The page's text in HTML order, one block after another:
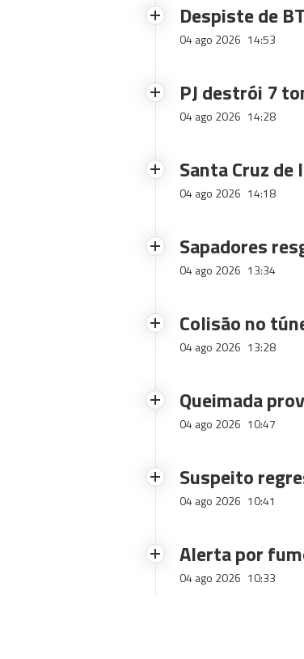
Despiste de
04 ago 2026 14:53
PJ destrói 7
04 ago 2026 14:28
Santa Cruz
04 ago 2026 14:18
Sapadores
04 ago 2026 13:34
Colisão no
04 ago 2026 13:28
Queimada
04 ago 2026 10:47
Suspeito
04 ago 2026 10:41
Alerta por
04 ago 2026 10:33